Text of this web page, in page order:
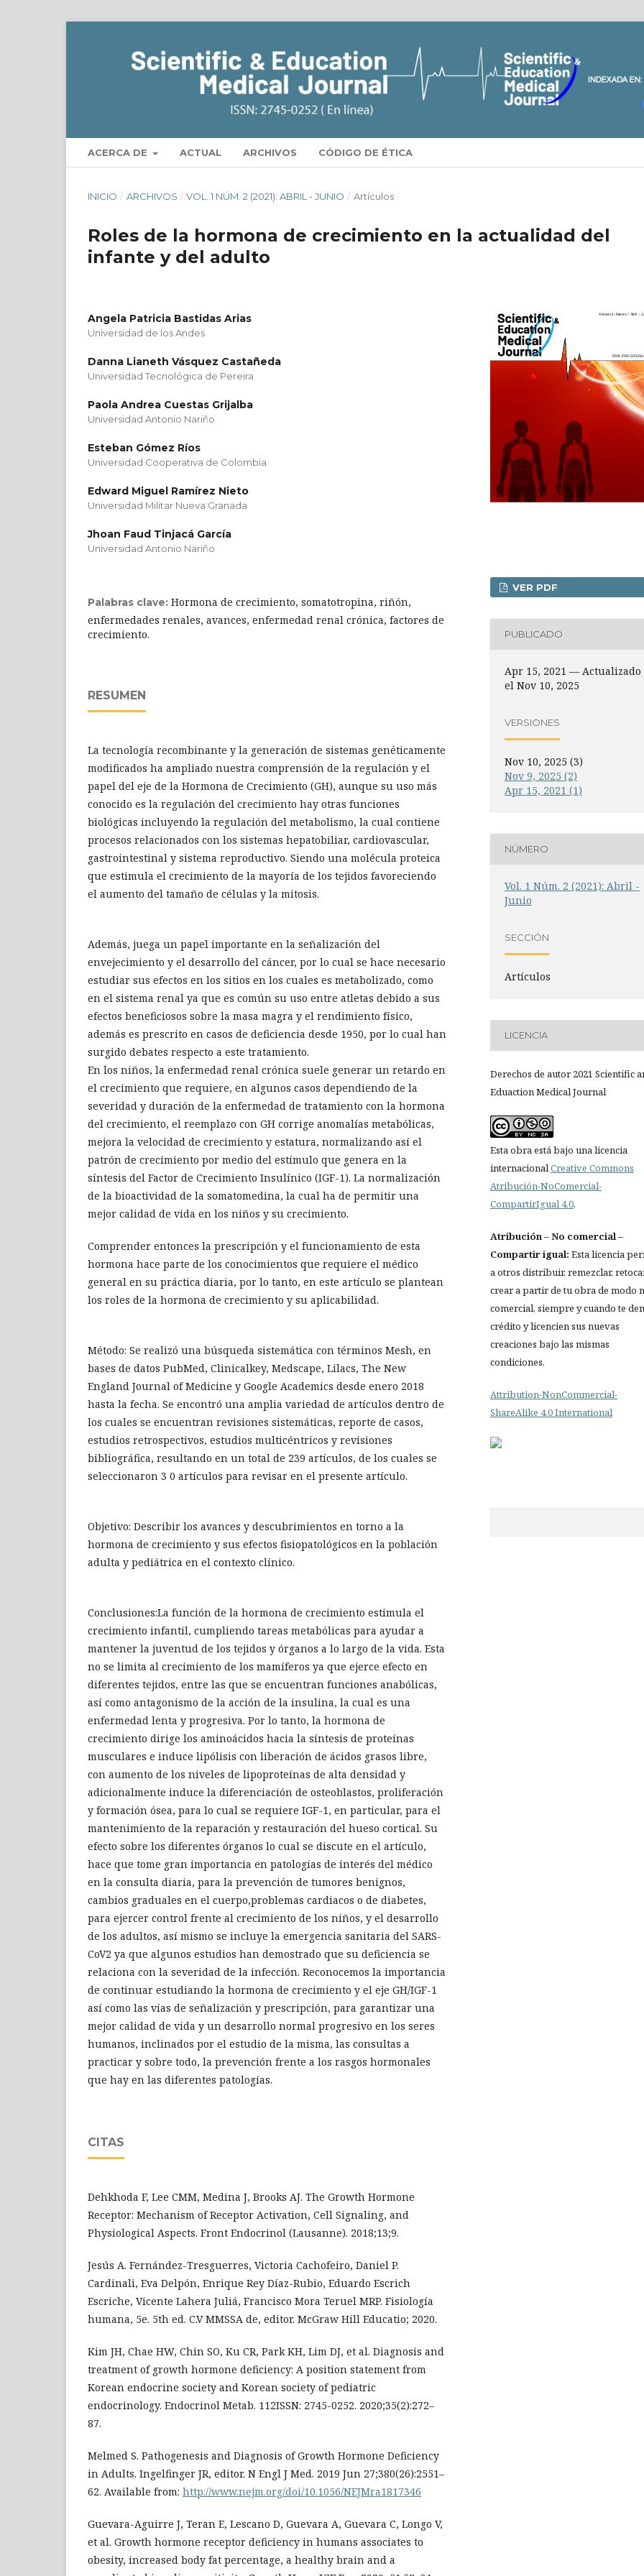
ACERCA DE ACTUAL ARCHIVOS CÓDIGO DE ÉTICA
INICIO / ARCHIVOS / VOL. 1 NÚM. 2 (2021): ABRIL - JUNIO / Artículos
Roles de la hormona de crecimiento en la actualidad del
infante y del adulto
Angela Patricia Bastidas Arias
Universidad de los Andes
Danna Lianeth Vásquez Castañeda
Universidad Tecnológica de Pereira
Paola Andrea Cuestas Grijalba
Universidad Antonio Nariño
Esteban Gómez Ríos
Universidad Cooperativa de Colombia
Edward Miguel Ramírez Nieto
Universidad Militar Nueva Granada
Jhoan Faud Tinjacá García
Universidad Antonio Nariño
Palabras clave: Hormona de crecimiento, somatotropina, riñón,
enfermedades renales, avances, enfermedad renal crónica, factores de
crecimiento.
RESUMEN
La tecnología recombinante y la generación de sistemas genéticamente
modificados ha ampliado nuestra comprensión de la regulación y el
papel del eje de la Hormona de Crecimiento (GH), aunque su uso más
conocido es la regulación del crecimiento hay otras funciones
biológicas incluyendo la regulación del metabolismo, la cual contiene
procesos relacionados con los sistemas hepatobiliar, cardiovascular,
gastrointestinal y sistema reproductivo. Siendo una molécula proteica
que estimula el crecimiento de la mayoría de los tejidos favoreciendo
el aumento del tamaño de células y la mitosis.
Además, juega un papel importante en la señalización del
envejecimiento y el desarrollo del cáncer, por lo cual se hace necesario
estudiar sus efectos en los sitios en los cuales es metabolizado, como
en el sistema renal ya que es común su uso entre atletas debido a sus
efectos beneficiosos sobre la masa magra y el rendimiento físico,
además es prescrito en casos de deficiencia desde 1950, por lo cual han
surgido debates respecto a este tratamiento.
En los niños, la enfermedad renal crónica suele generar un retardo en
el crecimiento que requiere, en algunos casos dependiendo de la
severidad y duración de la enfermedad de tratamiento con la hormona
del crecimiento, el reemplazo con GH corrige anomalías metabólicas,
mejora la velocidad de crecimiento y estatura, normalizando así el
patrón de crecimiento por medio del estímulo que genera en la
síntesis del Factor de Crecimiento Insulínico (IGF-1). La normalización
de la bioactividad de la somatomedina, la cual ha de permitir una
mejor calidad de vida en los niños y su crecimiento.
Comprender entonces la prescripción y el funcionamiento de esta
hormona hace parte de los conocimientos que requiere el médico
general en su práctica diaria, por lo tanto, en este artículo se plantean
los roles de la hormona de crecimiento y su aplicabilidad.
Método: Se realizó una búsqueda sistemática con términos Mesh, en
bases de datos PubMed, Clinicalkey, Medscape, Lilacs, The New
England Journal of Medicine y Google Academics desde enero 2018
hasta la fecha. Se encontró una amplia variedad de artículos dentro de
los cuales se encuentran revisiones sistemáticas, reporte de casos,
estudios retrospectivos, estudios multicéntricos y revisiones
bibliográfica, resultando en un total de 239 artículos, de los cuales se
seleccionaron 3 0 artículos para revisar en el presente artículo.
Objetivo: Describir los avances y descubrimientos en torno a la
hormona de crecimiento y sus efectos fisiopatológicos en la población
adulta y pediátrica en el contexto clínico.
Conclusiones:La función de la hormona de crecimiento estimula el
crecimiento infantil, cumpliendo tareas metabólicas para ayudar a
mantener la juventud de los tejidos y órganos a lo largo de la vida. Esta
no se limita al crecimiento de los mamíferos ya que ejerce efecto en
diferentes tejidos, entre las que se encuentran funciones anabólicas,
así como antagonismo de la acción de la insulina, la cual es una
enfermedad lenta y progresiva. Por lo tanto, la hormona de
crecimiento dirige los aminoácidos hacia la síntesis de proteínas
musculares e induce lipólisis con liberación de ácidos grasos libre,
con aumento de los niveles de lipoproteínas de alta densidad y
adicionalmente induce la diferenciación de osteoblastos, proliferación
y formación ósea, para lo cual se requiere IGF-1, en particular, para el
mantenimiento de la reparación y restauración del hueso cortical. Su
efecto sobre los diferentes órganos lo cual se discute en el artículo,
hace que tome gran importancia en patologías de interés del médico
en la consulta diaria, para la prevención de tumores benignos,
cambios graduales en el cuerpo,problemas cardiacos o de diabetes,
para ejercer control frente al crecimiento de los niños, y el desarrollo
de los adultos, así mismo se incluye la emergencia sanitaria del SARS-
CoV2 ya que algunos estudios han demostrado que su deficiencia se
relaciona con la severidad de la infección. Reconocemos la importancia
de continuar estudiando la hormona de crecimiento y el eje GH/IGF-1
así como las vías de señalización y prescripción, para garantizar una
mejor calidad de vida y un desarrollo normal progresivo en los seres
humanos, inclinados por el estudio de la misma, las consultas a
practicar y sobre todo, la prevención frente a los rasgos hormonales
que hay en las diferentes patologías.
CITAS
Dehkhoda F, Lee CMM, Medina J, Brooks AJ. The Growth Hormone
Receptor: Mechanism of Receptor Activation, Cell Signaling, and
Physiological Aspects. Front Endocrinol (Lausanne). 2018;13;9.
Jesús A. Fernández-Tresguerres, Victoria Cachofeiro, Daniel P.
Cardinali, Eva Delpón, Enrique Rey Díaz-Rubio, Eduardo Escrich
Escriche, Vicente Lahera Juliá, Francisco Mora Teruel MRP. Fisiología
humana, 5e. 5th ed. C.V MMSSA de, editor. McGraw Hill Educatio; 2020.
Kim JH, Chae HW, Chin SO, Ku CR, Park KH, Lim DJ, et al. Diagnosis and
treatment of growth hormone deficiency: A position statement from
Korean endocrine society and Korean society of pediatric
endocrinology. Endocrinol Metab. 112ISSN: 2745-0252. 2020;35(2):272–
87.
Melmed S. Pathogenesis and Diagnosis of Growth Hormone Deficiency
in Adults. Ingelfinger JR, editor. N Engl J Med. 2019 Jun 27;380(26):2551–
62. Available from: http://www.nejm.org/doi/10.1056/NEJMra1817346
Guevara-Aguirre J, Teran E, Lescano D, Guevara A, Guevara C, Longo V,
et al. Growth hormone receptor deficiency in humans associates to
obesity, increased body fat percentage, a healthy brain and a
VER PDF
PUBLICADO
Apr 15, 2021 — Actualizado
el Nov 10, 2025
VERSIONES
Nov 10, 2025 (3)
Nov 9, 2025 (2)
Apr 15, 2021 (1)
NÚMERO
Vol. 1 Núm. 2 (2021): Abril -
Junio
SECCIÓN
Artículos
LICENCIA
Derechos de autor 2021 Scientific
Eduaction Medical Journal
Esta obra está bajo una licencia
internacionalCreative Commons
Atribución-NoComercial-
CompartirIgual 4.0.
Atribución– No comercial –
Compartir igual: Esta licencia
a otros distribuir, remezclar,
crear a partir de tu obra de modo
comercial, siempre y cuando te den
crédito y licencien sus nuevas
creaciones bajo las mismas
condiciones.
Attribution-NonCommercial-
ShareAlike 4.0 International